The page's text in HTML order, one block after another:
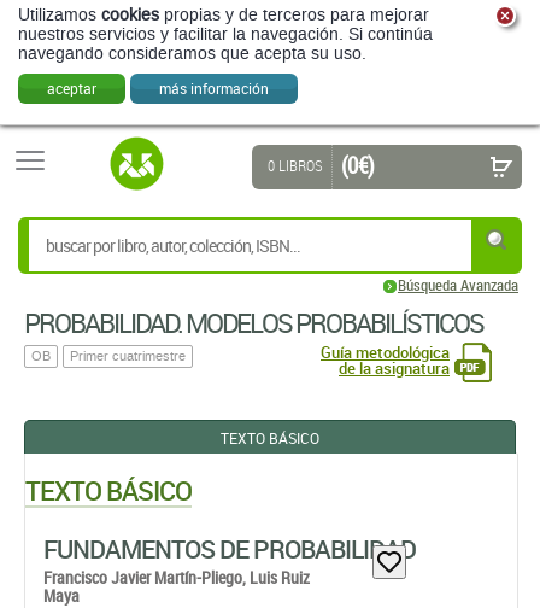
Utilizamos cookies propias y de terceros para mejorar
nuestros servicios y facilitar la navegación. Si continúa
navegando consideramos que acepta su uso.
aceptar más información
Búsqueda Avanzada
0 LIBROS (0 €)
PROBABILIDAD. MODELOS PROBABILÍ­STICOS
OB Primer cuatrimestre Guía metodológica
de la asignatura
TEXTO BÁSICO
TEXTO BÁSICO
FUNDAMENTOS DE PROBABILIDAD
Francisco Javier Martín-Pliego, Luis Ruiz
Maya